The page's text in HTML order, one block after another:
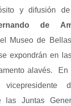
y difusión
de
Museo de
expondrán en
alavés. En
las Juntas